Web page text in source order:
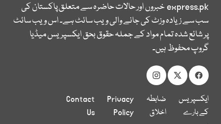
express.pkخبروں اور حالات حاضرہ سے متعلق پاکستان کی
سب سے زیادہ وزٹ کی جانے والی ویب سائٹ ہے۔ اس ویب سائٹ
پر شائع شدہ تمام مواد کے جملہ حقوق بحق ایکسپریس میڈیا
گروپ محفوظ ہیں۔
ایکسپریس
کے بارے
ضابطہ
اخلاق
Privacy
Policy
Contact
Us